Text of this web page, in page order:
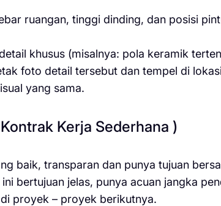
ruangan, tinggi dinding, dan posisi
khusus (misalnya: pola keramik
foto detail tersebut dan tempel di
yang sama.
Kerja Sederhana )
baik, transparan dan punya tujuan
bertujuan jelas, punya acuan jangka
proyek – proyek berikutnya.